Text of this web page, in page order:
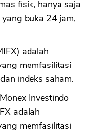
fisik, hanya saja
buka 24 jam,
adalah
memfasilitasi
indeks saham.
Investindo
adalah
memfasilitasi